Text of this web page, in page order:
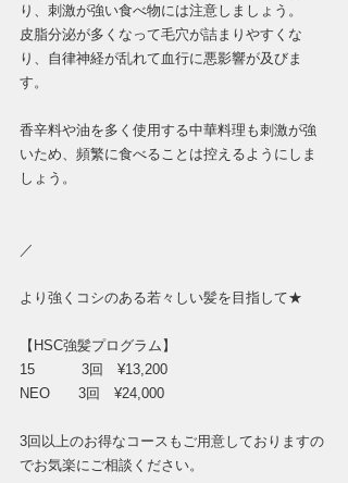
り、刺激が強い食べ物には注意しましょう。
皮脂分泌が多くなって毛穴が詰まりやすくな
り、自律神経が乱れて血行に悪影響が及びま
す。
香辛料や油を多く使用する中華料理も刺激が強
いため、頻繁に食べることは控えるようにしま
しょう。
／
より強くコシのある若々しい髪を目指して★
【HSC強髪プログラム】
15　　　 3回　¥13,200
NEO　　3回　¥24,000
3回以上のお得なコースもご用意しておりますの
でお気楽にご相談ください。